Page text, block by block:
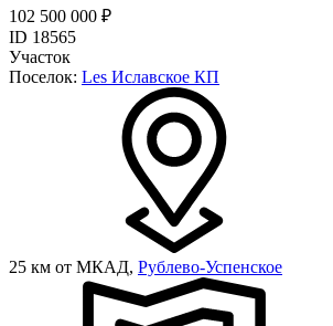
102 500 000 ₽
ID 18565
Участок
Поселок: Les Иславское КП
25 км от МКАД, Рублево-Успенское